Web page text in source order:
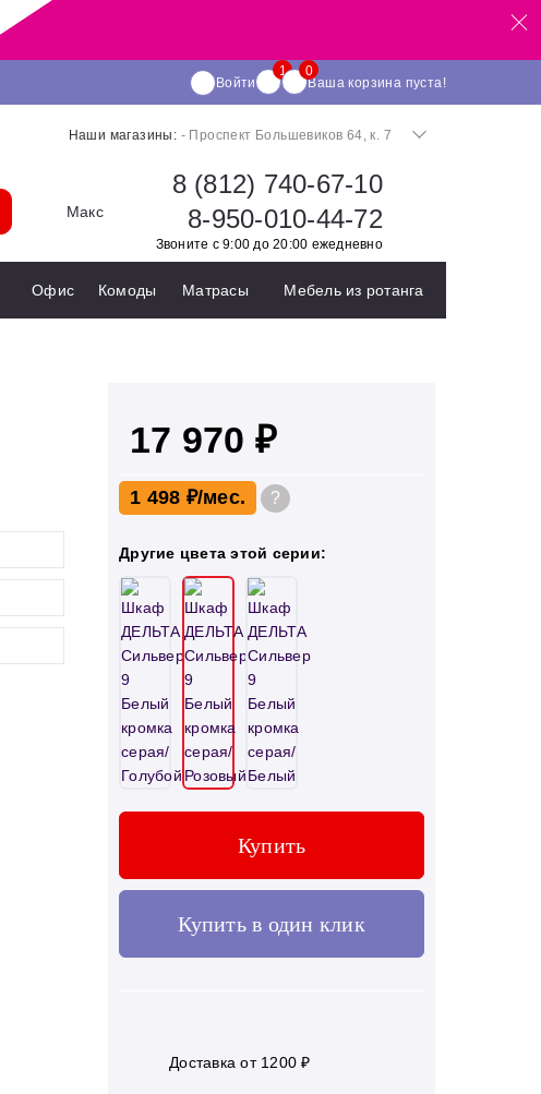
Войти Ваша корзина пуста!
Наши магазины: - Проспект Большевиков 64, к. 7
Макс
8 (812) 740-67-10
8-950-010-44-72
Звоните с 9:00 до 20:00 ежедневно
Офис Комоды Матрасы Мебель из ротанга
17 970 ₽
1 498 ₽ ?
Другие цвета этой серии:
Купить
Купить в один клик
Доставка от 1200 ₽